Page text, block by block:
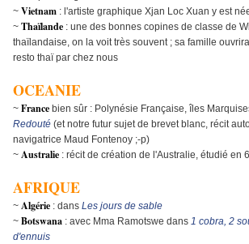
~ Vietnam : l'artiste graphique Xjan Loc Xuan y est
~ Thaïlande : une des bonnes copines de classe de
thaïlandaise, on la voit très souvent ; sa famille
resto thaï par chez nous
OCEANIE
~ France bien sûr : Polynésie Française, îles
Redouté (et notre futur sujet de brevet blanc, récit
navigatrice Maud Fontenoy ;-p)
~ Australie : récit de création de l'Australie, étudié en
AFRIQUE
~ Algérie : dans Les jours de sable
~ Botswana : avec Mma Ramotswe dans 1 cobra, 2
d'ennuis